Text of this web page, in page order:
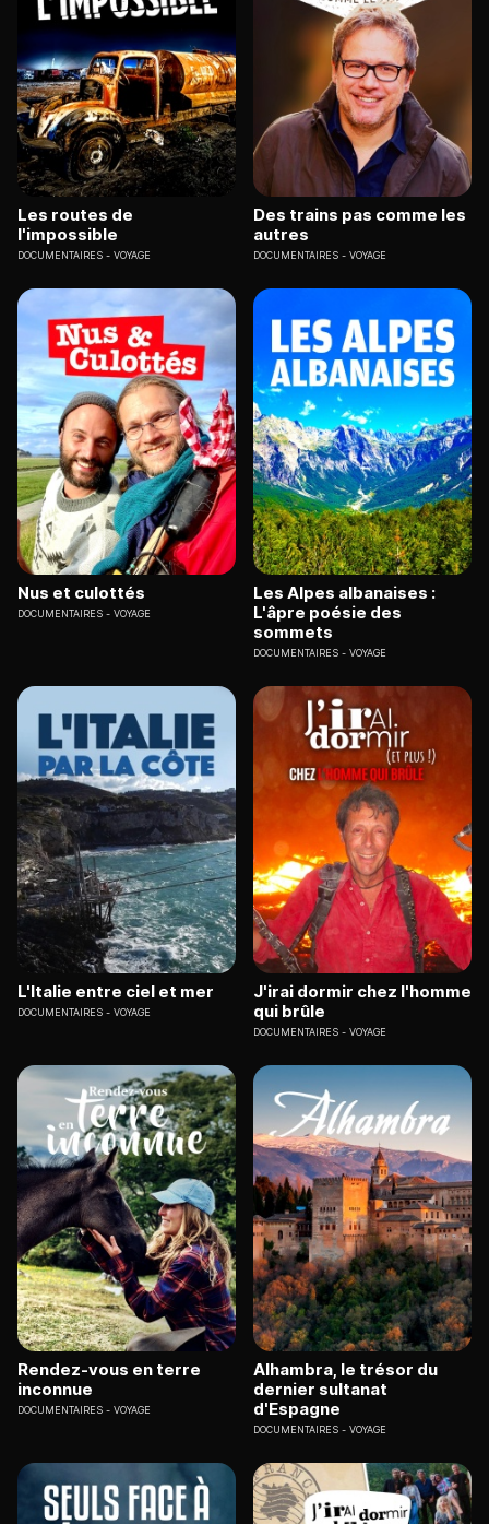
Les routes de
l'impossible
DOCUMENTAIRES VOYAGE
Des trains pas comme les
autres
DOCUMENTAIRES VOYAGE
Nus et culottés
DOCUMENTAIRES VOYAGE
Les Alpes albanaises :
L'âpre poésie des
sommets
DOCUMENTAIRES VOYAGE
L'Italie entre ciel et mer
DOCUMENTAIRES VOYAGE
J'irai dormir chez l'homme
qui brûle
DOCUMENTAIRES VOYAGE
Rendez-vous en terre
inconnue
DOCUMENTAIRES VOYAGE
Alhambra, le trésor du
dernier sultanat
d'Espagne
DOCUMENTAIRES VOYAGE